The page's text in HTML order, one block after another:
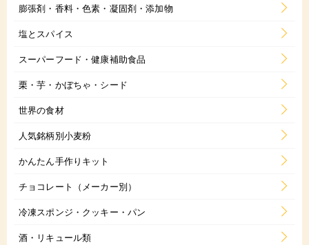
膨張剤・香料・色素・凝固剤・添加物
塩とスパイス
スーパーフード・健康補助食品
栗・芋・かぼちゃ・シード
世界の食材
人気銘柄別小麦粉
かんたん手作りキット
チョコレート（メーカー別）
冷凍スポンジ・クッキー・パン
酒・リキュール類